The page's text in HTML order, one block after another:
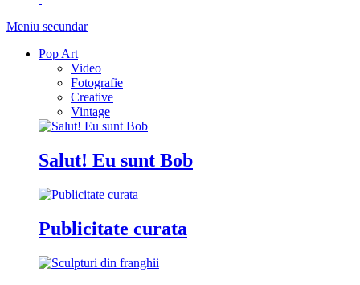
Meniu secundar
Pop Art
Video
Fotografie
Creative
Vintage
Salut! Eu sunt Bob
Publicitate curata